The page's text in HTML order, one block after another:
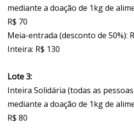
mediante a doação de 1kg de
R$ 70
Meia-entrada (desconto de 50%):
Inteira: R$ 130
Lote 3:
Inteira Solidária (todas as
mediante a doação de 1kg de
R$ 80